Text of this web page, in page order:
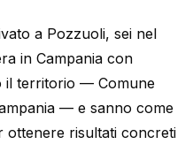
a Pozzuoli, sei nel
in Campania con
il territorio — Comune
— e sanno come
ottenere risultati concreti